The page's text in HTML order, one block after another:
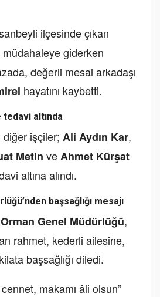
ilçesinde çıkan
müdahaleye giderken
değerli mesai arkadaşı
hayatını kaybetti.
tedavi altında
işçiler; Ali Aydın Kar,
Metin veAhmet Kürşat
altına alındı.
başsağlığı mesajı
Orman Genel Müdürlüğü,
rahmet, kederli ailesine,
başsağlığı diledi.
makamı âli olsun”